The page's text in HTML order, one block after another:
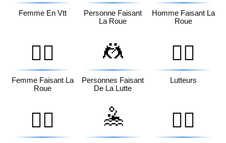
Femme En Vtt
Personne Faisant
La Roue
Homme Faisant La
Roue
🤸‍♀️
Femme Faisant La
Roue
🤼
Personnes Faisant
De La Lutte
🤼‍♂️
Lutteurs
🤼‍♀️ 🤽 🤽‍♂️